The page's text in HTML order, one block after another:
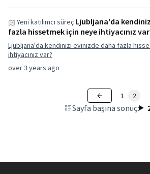
over 3 years ago
Yeni katılımcı süreç Ljubljana'da
fazla hissetmek için neye ihtiyacınız
Ljubljana'da kendinizi evinizde daha fazla
ihtiyacınız var?
Sayfa başına sonuç:
1 2